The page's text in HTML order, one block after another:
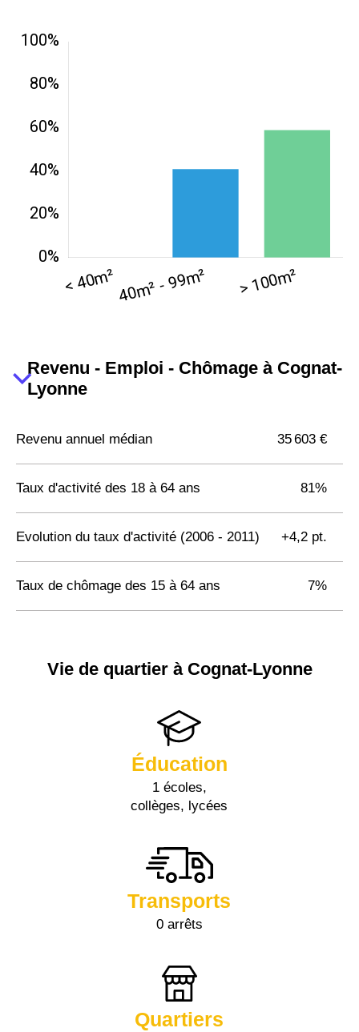
Revenu - Emploi - Chômage à Cognat-
Lyonne
Revenu annuel médian 35 603 €
Taux d'activité des 18 à 64 ans 81%
Evolution du taux d'activité (2006 - 2011) +4,2 pt.
Taux de chômage des 15 à 64 ans 7%
Vie de quartier à Cognat-Lyonne
Éducation
1 écoles,
collèges, lycées
Transports
0 arrêts
Quartiers